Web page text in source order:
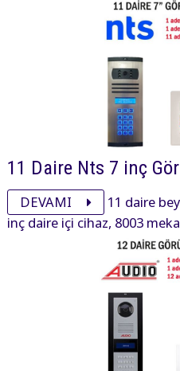
inç daire içi cihaz, xsmall
aksesuarı ile görüntülü
11 Daire Nts 7 inç
DEVAMI
11 daire
inç daire içi cihaz, 8003
aksesuarı ile görüntülü